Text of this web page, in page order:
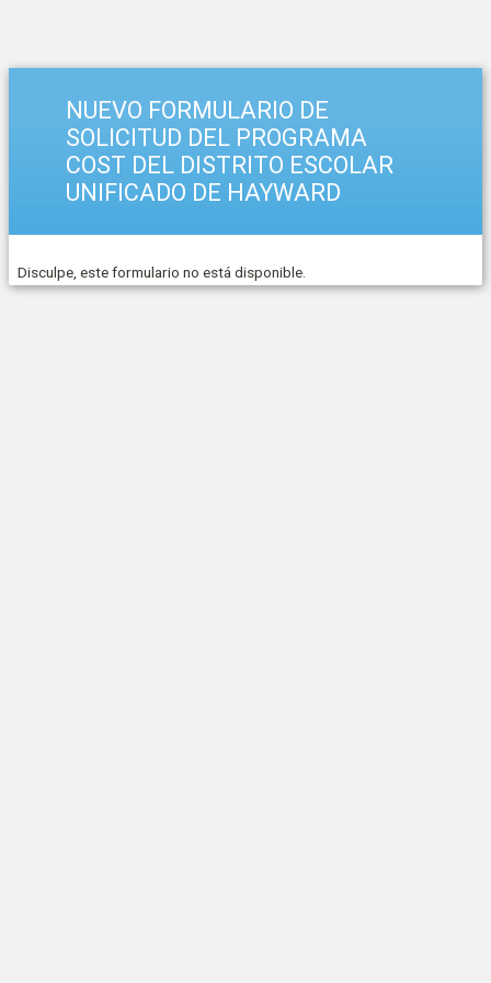
NUEVO FORMULARIO DE
SOLICITUD DEL PROGRAMA
COST DEL DISTRITO ESCOLAR
UNIFICADO DE HAYWARD
Disculpe, este formulario no está disponible.